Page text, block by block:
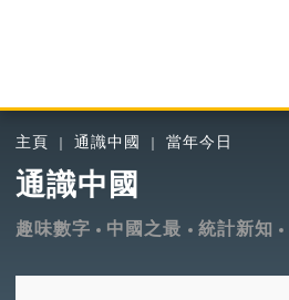
主頁 通識中國 當年今日
通識中國
趣味數字 中國之最 統計新知